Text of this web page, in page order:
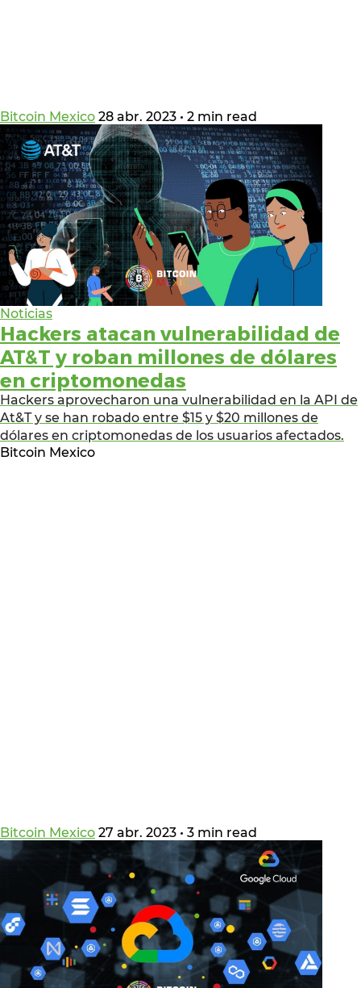
Bitcoin Mexico 28 abr. 2023 • 2 min read
Noticias
Hackers atacan vulnerabilidad de
AT&T y roban millones de dólares
en criptomonedas
Hackers aprovecharon una vulnerabilidad en la API de
At&T y se han robado entre $15 y $20 millones de
dólares en criptomonedas de los usuarios afectados.
Bitcoin Mexico
Bitcoin Mexico 27 abr. 2023 • 3 min read